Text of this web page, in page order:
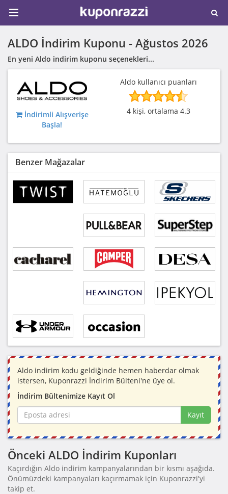
ALDO İndirim Kuponu - Ağustos 2026
En yeni Aldo indirim kuponu seçenekleri...
İndirimli Alışverişe
Başla!
Aldo kullanıcı puanları
4 kişi, ortalama 4.3
Benzer Mağazalar
Aldo indirim kodu geldiğinde hemen haberdar olmak
istersen, Kuponrazzi İndirim Bülteni'ne üye ol.
İndirim Bültenimize Kayıt Ol
Kayıt
Önceki ALDO İndirim Kuponları
Kaçırdığın Aldo indirim kampanyalarından bir kısmı aşağıda.
Önümüzdeki kampanyaları kaçırmamak için Kuponrazzi'yi
takip et.